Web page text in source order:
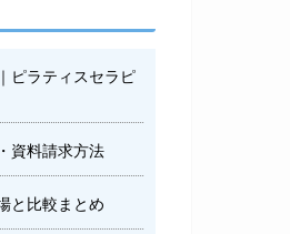
ピラティスセラピ
資料請求方法
と比較まとめ